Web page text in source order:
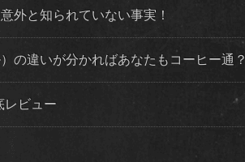
外と知られていない事実！
の違いが分かればあなたもコーヒー通？
レビュー